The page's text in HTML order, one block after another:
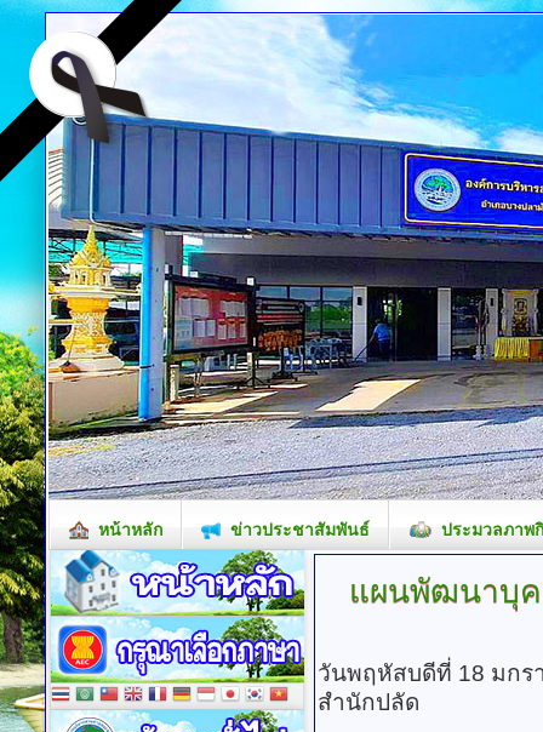
หน้าหลัก ข่าวประชาสัมพันธ์ ประมวลภาพ
แผนพัฒนาบุค
วันพฤหัสบดีที่ 18 มกร
สำนักปลัด